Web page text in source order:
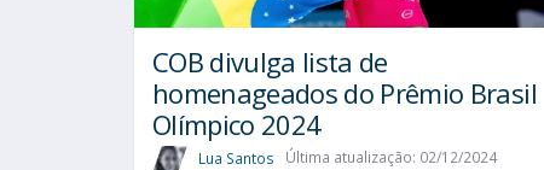
COB divulga lista de
homenageados do Prêmio Brasil
Olímpico 2024
Lua Santos Última atualização: 02/12/2024